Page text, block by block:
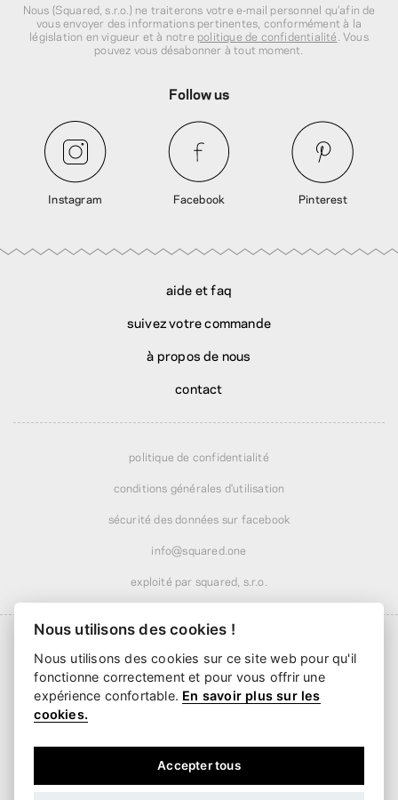
Nous (Squared, s.r.o.) ne traiterons votre e‑mail personnel qu’afin de
vous envoyer des informations pertinentes, conformément à la
législation en vigueur et à notre politique de confidentialité . Vous
pouvez vous désabonner à tout moment.
Follow us
Instagram Facebook Pinterest
aide et faq
suivez votre commande
à propos de nous
contact
politique de confidentialité
conditions générales d'utilisation
sécurité des données sur facebook
info@squared.one
exploité par squared, s.r.o.
Livraison à partir de 6,24 €· offerte dès52,02 €
Livraison dès2 jours ouvrés
Nous utilisons des cookies !
Nous utilisons des cookies sur ce site web pour qu'il
fonctionne correctement et pour vous offrir une
expérience confortable. En savoir plus sur les
cookies.
Accepter tous